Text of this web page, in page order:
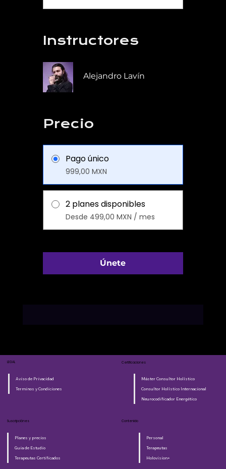
Instructores
Alejandro Lavín
Precio
Pago único
999,00 MXN
2 planes disponibles
Desde 499,00 MXN / mes
Únete
Aviso de Privacidad
Terminos y Condiciones
LEGAL
Máster Consultor Holístico
Consultor Holístico Internacional
Neurocodificador Energético
Certificaciones
Contenido
Personal
Terapeutas
Holovision+
Planes y precios
Guia de Estudio
Terapeutas Certificados
Suscripciónes